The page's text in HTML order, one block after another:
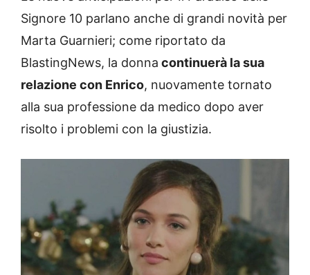
Signore 10 parlano anche di grandi novità per
Marta Guarnieri; come riportato da
BlastingNews, la donna continuerà la sua
relazione con Enrico, nuovamente tornato
alla sua professione da medico dopo aver
risolto i problemi con la giustizia.